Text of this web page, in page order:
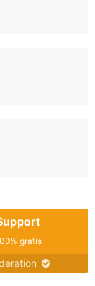
gratis